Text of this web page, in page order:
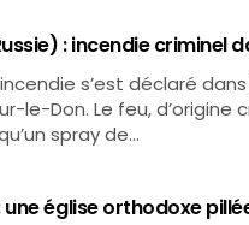
: incendie criminel
s’est déclaré
le-Don. Le feu,
spray de…
église orthodoxe